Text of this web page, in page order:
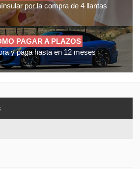
por la compra de 4 llantas
PAGAR A PLAZOS
y paga hasta en 12 meses